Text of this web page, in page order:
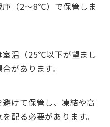
庫（2～8℃）で保管しま
室温（25℃以下が望まし
があります。
けて保管し、凍結や高
配る必要があります。